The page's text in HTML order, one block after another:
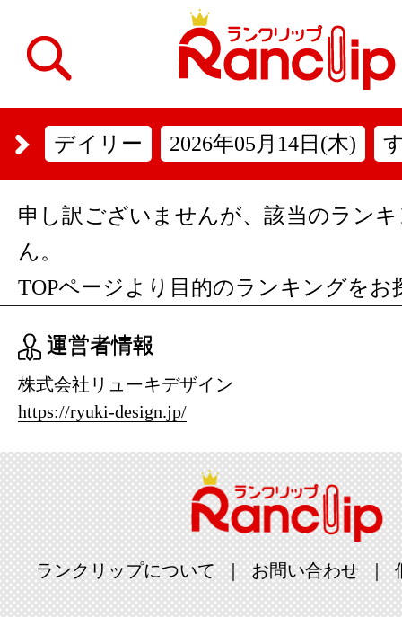
デイリー 2026年05月14日(木)
申し訳ございませんが、該当のラン
ん。
TOPページより目的のランキングをお
運営者情報
株式会社リューキデザイン
https://ryuki-design.jp/
ランクリップについて お問い合わせ